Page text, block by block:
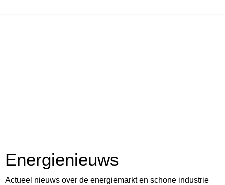
Energienieuws
Actueel nieuws over de energiemarkt en schone industrie